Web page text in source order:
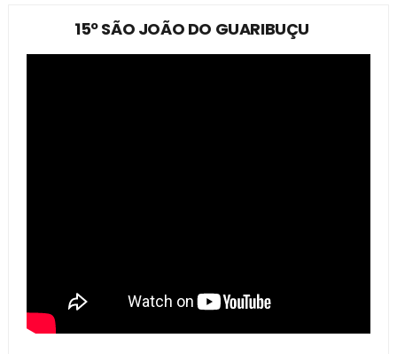
15º SÃO JOÃO DO GUARIBUÇU